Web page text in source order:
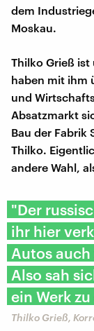
dem
Moskau.
Thilko Grieß
haben mit ihm
und
Absatzmarkt
Bau der Fabrik
Thilko.
andere Wahl,
"Der
ihr hier
Autos auch
Also sah
ein Werk
Thilko Grieß,